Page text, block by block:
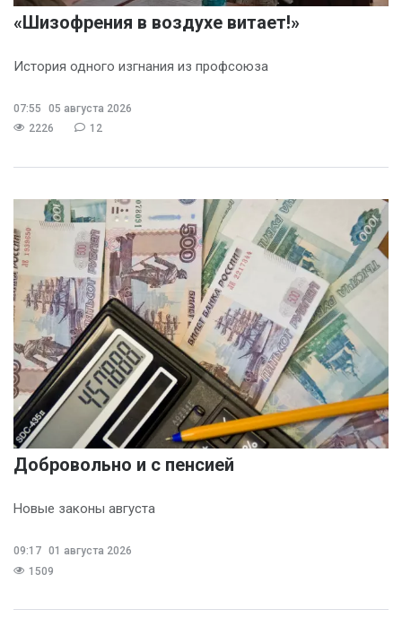
«Шизофрения в воздухе витает!»
История одного изгнания из профсоюза
07:55
05 августа 2026
2226
12
Добровольно и с пенсией
Новые законы августа
09:17 01 августа 2026
1509